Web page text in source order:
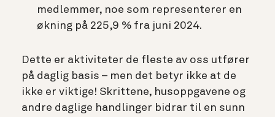
medlemmer, noe som representerer en
økning på 225,9 % fra juni 2024.
Dette er aktiviteter de fleste av oss utfører
på daglig basis – men det betyr ikke at de
ikke er viktige! Skrittene, husoppgavene og
andre daglige handlinger bidrar til en sunn